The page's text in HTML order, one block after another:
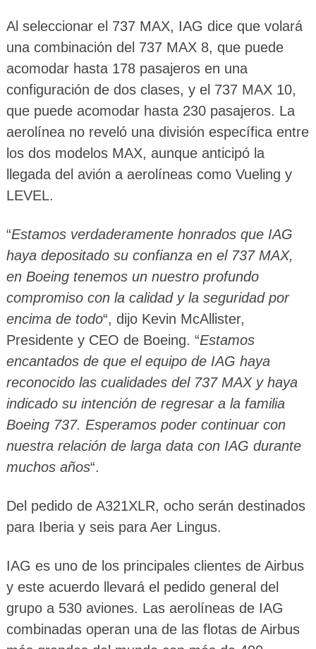
Al seleccionar el 737 MAX, IAG dice que volará
una combinación del 737 MAX 8, que puede
acomodar hasta 178 pasajeros en una
configuración de dos clases, y el 737 MAX 10,
que puede acomodar hasta 230 pasajeros. La
aerolínea no reveló una división específica entre
los dos modelos MAX, aunque anticipó la
llegada del avión a aerolíneas como Vueling y
LEVEL.
“Estamos verdaderamente honrados que IAG
haya depositado su confianza en el 737 MAX,
en Boeing tenemos un nuestro profundo
compromiso con la calidad y la seguridad por
encima de todo“, dijo Kevin McAllister,
Presidente y CEO de Boeing. “Estamos
encantados de que el equipo de IAG haya
reconocido las cualidades del 737 MAX y haya
indicado su intención de regresar a la familia
Boeing 737. Esperamos poder continuar con
nuestra relación de larga data con IAG durante
muchos años“.
Del pedido de A321XLR, ocho serán destinados
para Iberia y seis para Aer Lingus.
IAG es uno de los principales clientes de Airbus
y este acuerdo llevará el pedido general del
grupo a 530 aviones. Las aerolíneas de IAG
combinadas operan una de las flotas de Airbus